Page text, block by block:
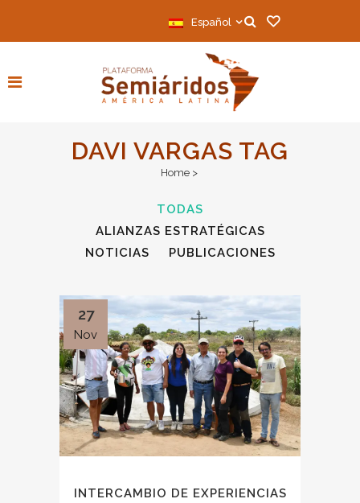
Español
DAVI VARGAS TAG
Home>
TODAS
ALIANZAS ESTRATÉGICAS
NOTICIAS
PUBLICACIONES
27
Nov
INTERCAMBIO DE EXPERIENCIAS